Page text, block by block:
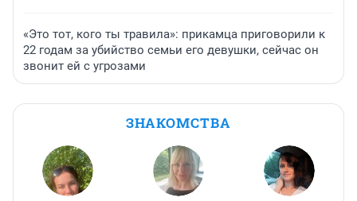
«Это тот, кого ты травила»: прикамца приговорили к
22 годам за убийство семьи его девушки, сейчас он
звонит ей с угрозами
ЗНАКОМСТВА